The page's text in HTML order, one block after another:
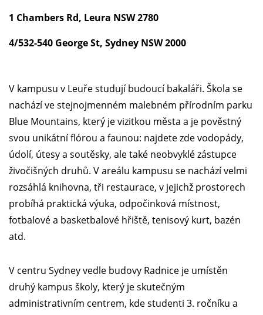
1 Chambers Rd, Leura NSW 2780
4/532-540 George St, Sydney NSW 2000
V kampusu v Leuře studují budoucí bakaláři. Škola se
nachází ve stejnojmenném malebném přírodním parku
Blue Mountains, který je vizitkou města a je pověstný
svou unikátní flórou a faunou: najdete zde vodopády,
údolí, útesy a soutěsky, ale také neobvyklé zástupce
živočišných druhů. V areálu kampusu se nachází velmi
rozsáhlá knihovna, tři restaurace, v jejichž prostorech
probíhá praktická výuka, odpočinková místnost,
fotbalové a basketbalové hřiště, tenisový kurt, bazén
atd.
V centru Sydney vedle budovy Radnice je umístěn
druhý kampus školy, který je skutečným
administrativním centrem, kde studenti 3. ročníku a